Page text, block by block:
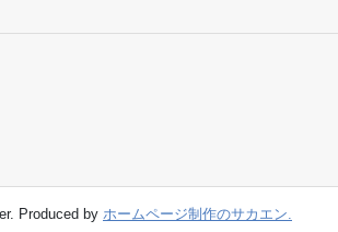
Produced by ホームページ制作のサカエン.